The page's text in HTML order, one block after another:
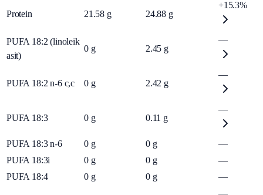
Protein 21.58 g 24.88 g
+15.3%
PUFA 18:2 (linoleik
asit)
0 g 2.45 g
—
PUFA 18:2 n-6 c,c 0 g 2.42 g
—
PUFA 18:3 0 g 0.11 g
—
PUFA 18:3 n-6 0 g 0 g
—
PUFA 18:3i
0 g 0 g
—
PUFA 18:4
0 g 0 g —